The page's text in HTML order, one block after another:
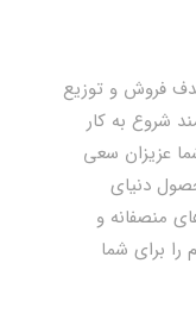
در سال ۱۳۹۹ و با هدف فروش و توزیع
شروع به کار
عزیزان سعی
موجود کردن بیش از ۱۰۰۰ محصول دنیای
منصفانه و
برای شما